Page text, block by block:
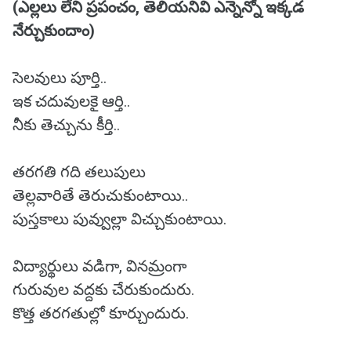
(ఎల్లలు లేని ప్రపంచం, తెలియనివి ఎన్నెన్నో ఇక్కడ
నేర్చుకుందాం)
సెలవులు పూర్తి..
ఇక చదువులకై ఆర్తి..
నీకు తెచ్చును కీర్తి..
తరగతి గది తలుపులు
తెల్లవారితే తెరుచుకుంటాయి..
పుస్తకాలు పువ్వుల్లా విచ్చుకుంటాయి.
విద్యార్థులు వడిగా, వినమ్రంగా
గురువుల వద్దకు చేరుకుందురు.
కొత్త తరగతుల్లో కూర్చుందురు.